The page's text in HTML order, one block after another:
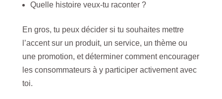
Quelle histoire veux-tu raconter ?
En gros, tu peux décider si tu souhaites mettre
l’accent sur un produit, un service, un thème ou
une promotion, et déterminer comment encourager
les consommateurs à y participer activement avec
toi.